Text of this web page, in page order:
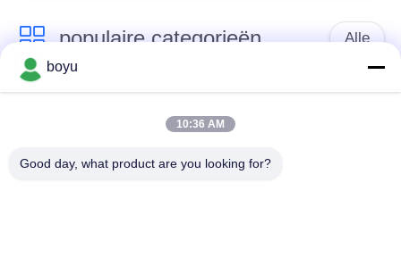
populaire categorieën Alle
transmissielijn die
Luchtlijn die Materiaal
vastbinden
spanning die
De antikabel van de
boyu
10:36 AM
Good day, what product are you looking for?